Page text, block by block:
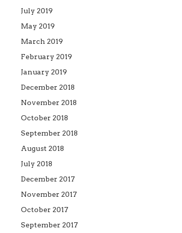
July 2019
May 2019
March 2019
February 2019
January 2019
December 2018
November 2018
October 2018
September 2018
August 2018
July 2018
December 2017
November 2017
October 2017
September 2017